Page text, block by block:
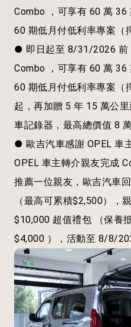
Combo
，可享有 60 萬 36
60 期低 月付低利率專案（
● 即日起至 8/31/2026 前
Combo
，可享有 60 萬 36
60 期低 月付低利率專案（
起，再加贈 5 年 15 萬公里
車記錄器，最高總價值 8
● 歐吉汽車感謝 OPEL 車
OPEL 車主轉介親友完成
推薦一位親友，歐吉汽車
（最高可累積$2,500），
$10,000 超值禮包 （保養
$4,000 ），活動至 8/8/